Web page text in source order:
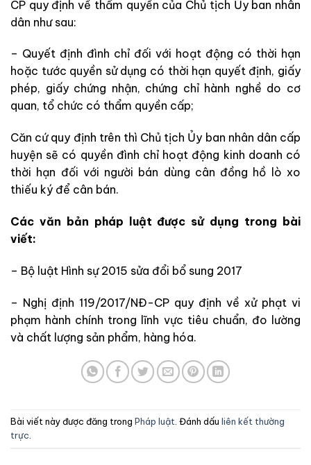
CP quy định về thẩm quyền của Chủ tịch Ủy ban nhân
dân như sau:
– Quyết định đình chỉ đối với hoạt động có thời hạn
hoặc tước quyền sử dụng có thời hạn quyết định, giấy
phép, giấy chứng nhận, chứng chỉ hành nghề do cơ
quan, tổ chức có thẩm quyền cấp;
Căn cứ quy định trên thì Chủ tịch Ủy ban nhân dân cấp
huyện sẽ có quyền đình chỉ hoạt động kinh doanh có
thời hạn đối với người bán dùng cân đồng hồ lò xo
thiếu ký để cân bán.
Các văn bản pháp luật được sử dụng trong bài
viết:
– Bộ luật Hình sự 2015 sửa đổi bổ sung 2017
– Nghị định 119/2017/NĐ-CP quy định về xử phạt vi
phạm hành chính trong lĩnh vực tiêu chuẩn, đo lường
và chất lượng sản phẩm, hàng hóa.
Bài viết này được đăng trong Pháp luật . Đánh dấu liên kết thường
trực